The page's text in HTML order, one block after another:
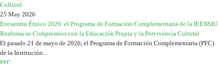
25 May 2026
Encuentro Étnico 2026 el Programa de Formación Complementaria de la IEENSIU
Reafirma su Compromiso con la Educación Propia y la Pervivencia Cultural
El pasado 21 de mayo de 2026, el Programa de Formación Complementaria (PFC)
de la Institución...
PFC